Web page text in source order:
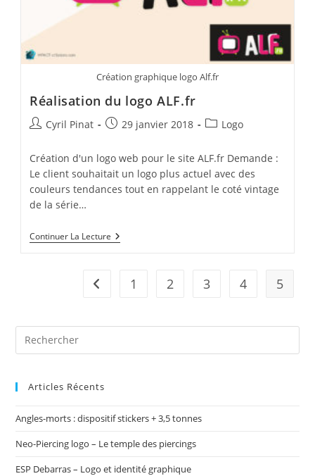
Création graphique logo Alf.fr
Réalisation du logo ALF.fr
Auteur/autrice
la
publication :
Cyril Pinat
Publication
29 janvier 2018
PostLogo
Création d'un logo web pour le site ALF.fr Demande :
Le client souhaitait un logo plus actuel avec des
couleurs tendances tout en rappelant le coté vintage
de la série…
Continuer La Lecture Réalisation
Du
Go to the previous page
1 2 3 4 5
Articles Récents
Angles-morts : dispositif stickers + 3,5 tonnes
Neo-Piercing logo – Le temple des piercings
ESP Debarras – Logo et identité graphique